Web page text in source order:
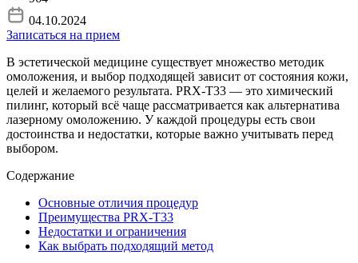
04.10.2024
Записаться на прием
В эстетической медицине существует множество методик
омоложения, и выбор подходящей зависит от состояния кожи,
целей и желаемого результата. PRX-T33 — это химический
пилинг, который всё чаще рассматривается как альтернатива
лазерному омоложению. У каждой процедуры есть свои
достоинства и недостатки, которые важно учитывать перед
выбором.
Содержание
Основные отличия процедур
Преимущества PRX-T33
Недостатки и ограничения
Как выбрать подходящий метод